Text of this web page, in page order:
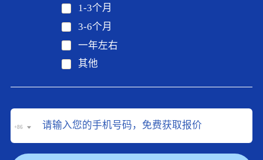
1-3个月
3-6个月
一年左右
其他
+86